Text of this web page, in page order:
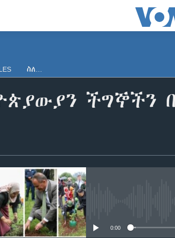
ስለ…
ችግኞችን
0:00